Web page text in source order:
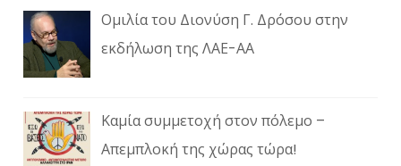
Ομιλία του Διονύση Γ. Δρόσου στην
εκδήλωση της ΛΑΕ-ΑΑ
Καμία συμμετοχή στον πόλεμο –
Απεμπλοκή της χώρας τώρα!